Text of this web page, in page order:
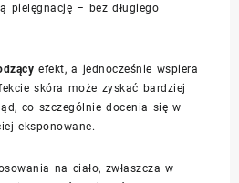
pielęgnację – bez długiego
efekt, a jednocześnie wspiera
skóra może zyskać bardziej
co szczególnie docenia się w
eksponowane.
na ciało, zwłaszcza w